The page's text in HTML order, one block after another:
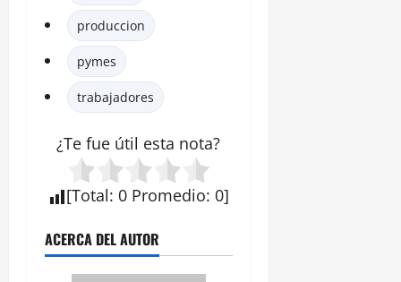
produccion
pymes
trabajadores
¿Te fue útil esta nota?
[Total: 0 Promedio: 0]
ACERCA DEL AUTOR